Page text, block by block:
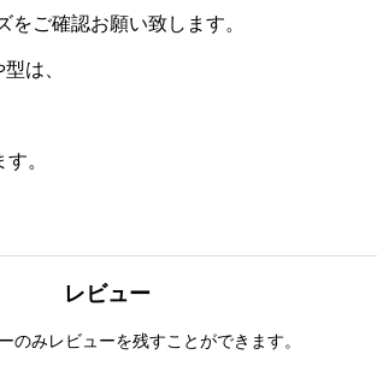
ご確認お願い致します。
は、
。
レビュー
みレビューを残すことができます。